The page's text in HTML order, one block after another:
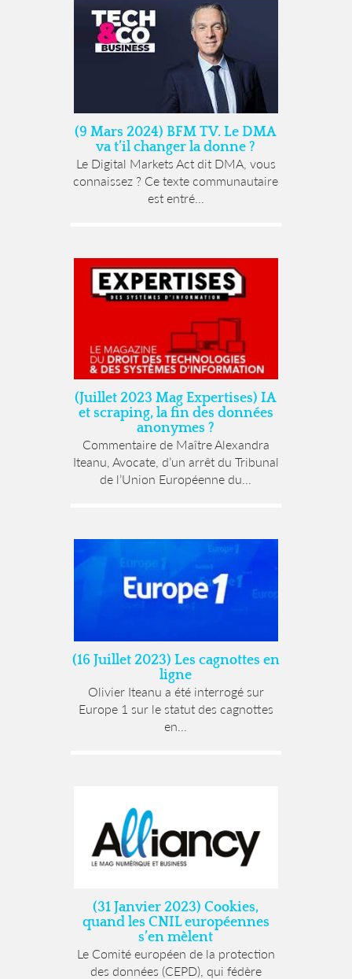
(9 Mars 2024) BFM TV. Le DMA
va t’il changer la donne ?
Le Digital Markets Act dit DMA, vous
connaissez ? Ce texte communautaire
est entré...
(Juillet 2023 Mag Expertises) IA
et scraping, la fin des données
anonymes ?
Commentaire de Maître Alexandra
Iteanu, Avocate, d’un arrêt du Tribunal
de l’Union Européenne du...
(16 Juillet 2023) Les cagnottes en
ligne
Olivier Iteanu a été interrogé sur
Europe 1 sur le statut des cagnottes
en...
(31 Janvier 2023) Cookies,
quand les CNIL européennes
s’en mèlent
Le Comité européen de la protection
des données (CEPD), qui fédère